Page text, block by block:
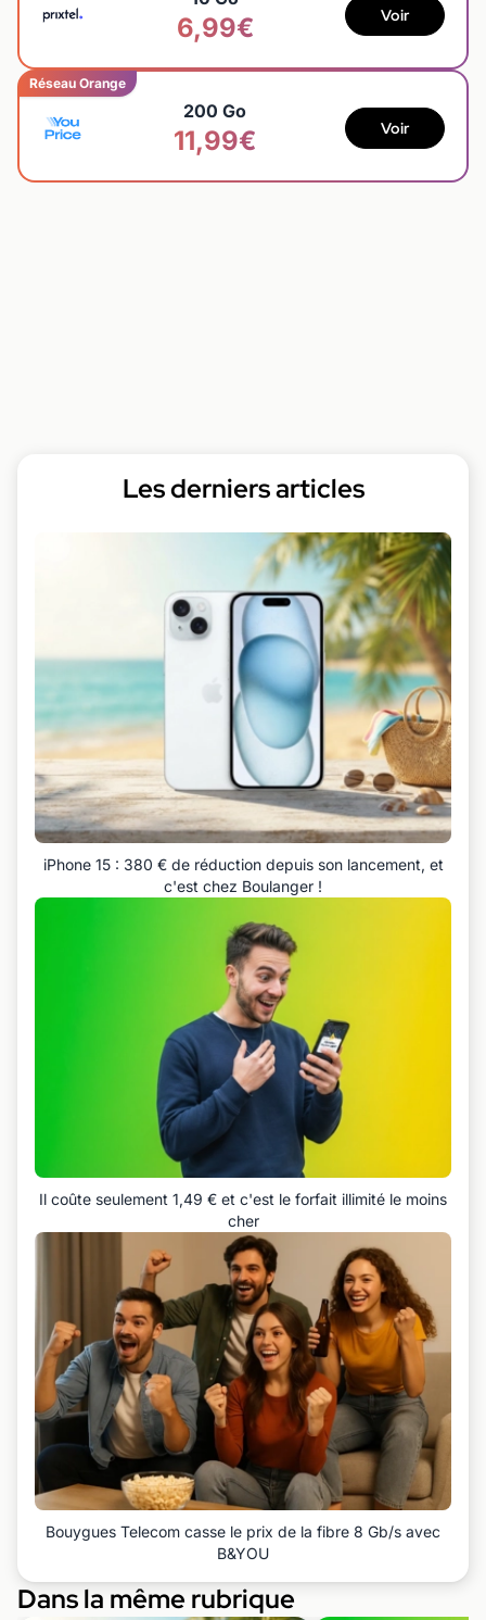
6,99€ Voir
Réseau Orange
200 Go
11,99€ Voir
Les derniers articles
iPhone 15 : 380 € de réduction depuis son lancement, et
c'est chez Boulanger !
Il coûte seulement 1,49 € et c'est le forfait illimité le moins
cher
Bouygues Telecom casse le prix de la fibre 8 Gb/s avec
B&YOU
Dans la même rubrique